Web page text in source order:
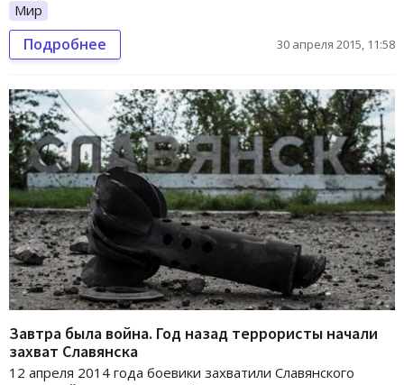
Мир
Подробнее 30 апреля 2015, 11:58
Завтра была война. Год назад террористы начали
захват Славянска
12 апреля 2014 года боевики захватили Славянского